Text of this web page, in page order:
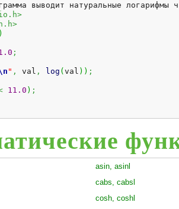
выводит натуральные логарифмы
)
;
" , val , log ( val ) ) ;
11.0 ) ;
asin, asinl
cabs, cabsl
cosh, coshl